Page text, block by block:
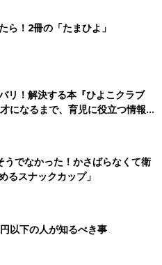
ングサイズ」。防水機能がしっ
きるので、敷いておくだけで安
とのこと。
らせる「粉ミルクスト
ら！2冊の「たまひよ」
リ！解決する本『ひよこクラブ
になるまで、育児に役立つ情報が
うでなかった！かさばらなくて衛
るスナックカップ」
以下の人が知るべき事